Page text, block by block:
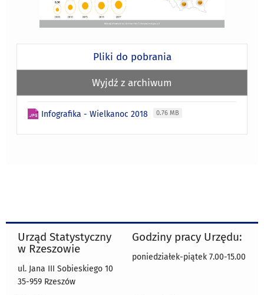
Pliki do pobrania
Wyjdź z archiwum
Infografika - Wielkanoc 2018 0.76 MB
Urząd Statystyczny
w Rzeszowie
ul. Jana III Sobieskiego 10
35-959 Rzeszów
Godziny pracy Urzędu:
poniedziałek-piątek 7.00-15.00